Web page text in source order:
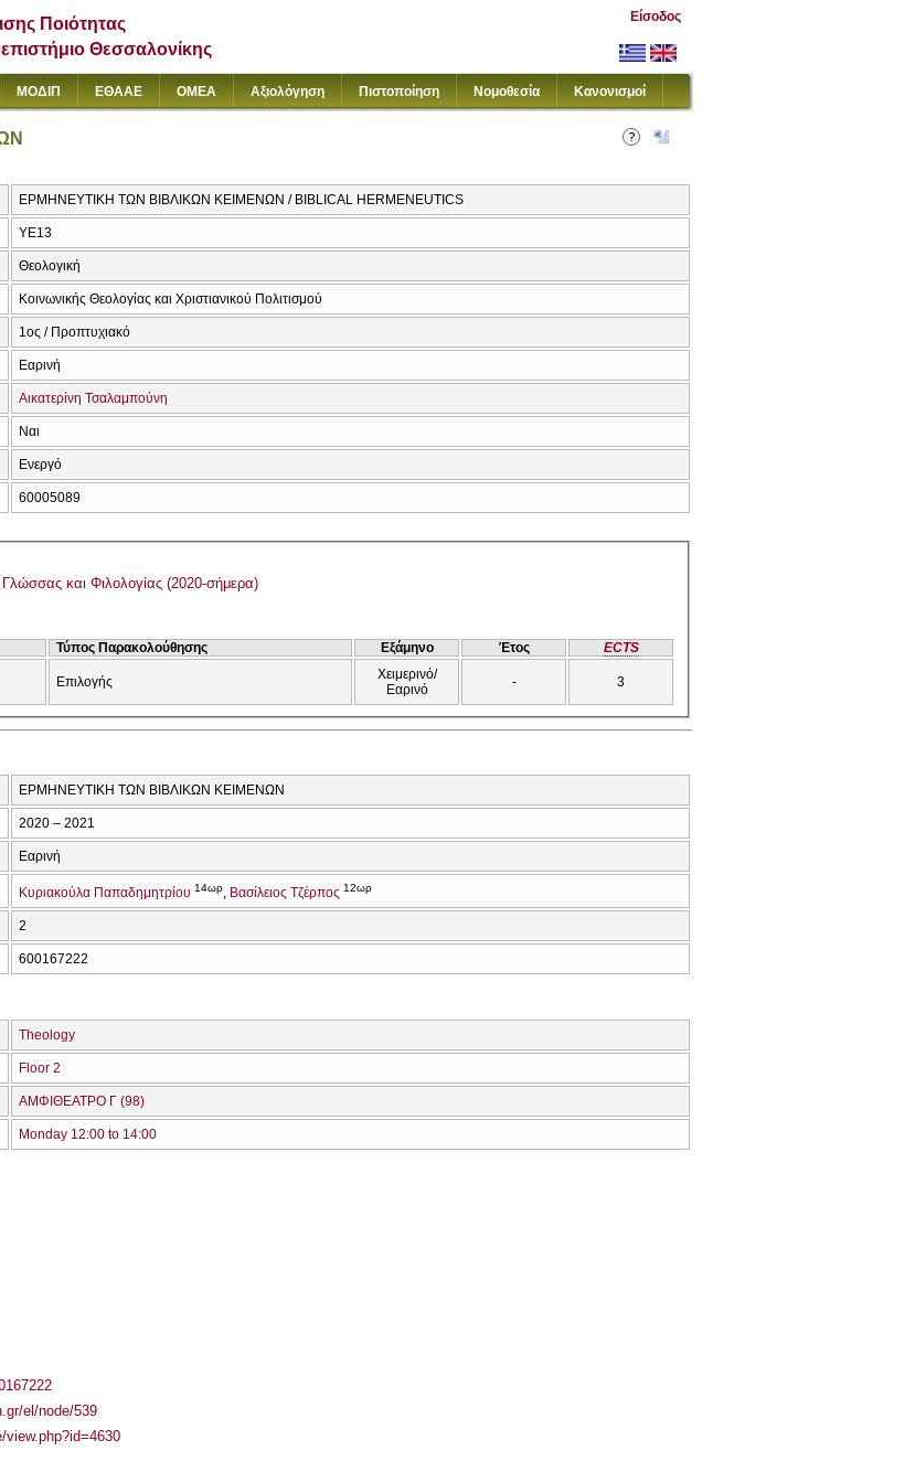
Ποιότητας
Θεσσαλονίκης
Είσοδος
ΜΟΔΙΠ ΕΘΑΑΕ ΟΜΕΑ Αξιολόγηση Πιστοποίηση Νομοθεσία Κανονισμοί
ΕΡΜΗΝΕΥΤΙΚΗ ΤΩΝ ΒΙΒΛΙΚΩΝ ΚΕΙΜΕΝΩΝ / BIBLICAL HERMENEUTICS
ΥΕ13
Θεολογική
Κοινωνικής Θεολογίας και Χριστιανικού Πολιτισμού
1ος / Προπτυχιακό
Εαρινή
Αικατερίνη Τσαλαμπούνη
Ναι
Ενεργό
60005089
και Φιλολογίας (2020-σήμερα)
Τύπος Παρακολούθησης Εξάμηνο Έτος ECTS
Επιλογής
Χειμερινό/
Εαρινό
- 3
ΕΡΜΗΝΕΥΤΙΚΗ ΤΩΝ ΒΙΒΛΙΚΩΝ ΚΕΙΜΕΝΩΝ
2020 – 2021
Εαρινή
Κυριακούλα Παπαδημητρίου 14ωρ Βασίλειος Τζέρπος 12ωρ
2
600167222
Theology
Floor 2
ΑΜΦΙΘΕΑΤΡΟ Γ (98)
Monday 12:00 to 14:00
el/node/539
view.php?id=4630